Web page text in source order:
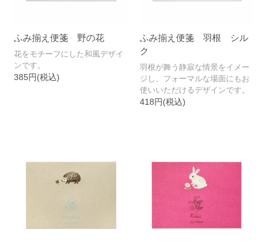
ふみ揃え便箋 野の花
花をモチーフにした和風デザイ
ンです。
385円(税込)
ふみ揃え便箋 羽根 シル
ク
羽根が舞う静寂な情景をイメー
ジし、フォーマルな場面にもお
使いいただけるデザインです。
418円(税込)